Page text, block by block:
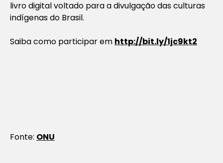
livro digital voltado para a divulgação das culturas
indígenas do Brasil.
Saiba como participar em http://bit.ly/1jc9kt2
Fonte: ONU